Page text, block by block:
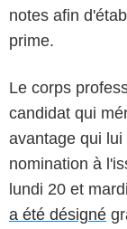
notes afin
prime.
Le corps
candidat qui
avantage qui
nomination à
lundi 20 et
a été désigné